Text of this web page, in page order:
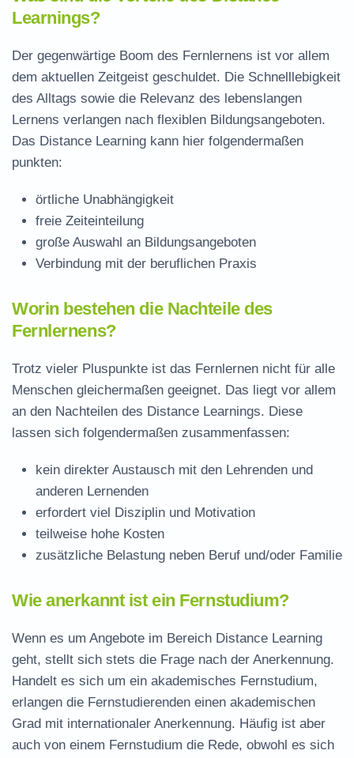
Learnings?
Der gegenwärtige Boom des Fernlernens ist vor allem
dem aktuellen Zeitgeist geschuldet. Die Schnelllebigkeit
des Alltags sowie die Relevanz des lebenslangen
Lernens verlangen nach flexiblen Bildungsangeboten.
Das Distance Learning kann hier folgendermaßen
punkten:
örtliche Unabhängigkeit
freie Zeiteinteilung
große Auswahl an Bildungsangeboten
Verbindung mit der beruflichen Praxis
Worin bestehen die Nachteile des
Fernlernens?
Trotz vieler Pluspunkte ist das Fernlernen nicht für alle
Menschen gleichermaßen geeignet. Das liegt vor allem
an den Nachteilen des Distance Learnings. Diese
lassen sich folgendermaßen zusammenfassen:
kein direkter Austausch mit den Lehrenden und
anderen Lernenden
erfordert viel Disziplin und Motivation
teilweise hohe Kosten
zusätzliche Belastung neben Beruf und/oder Familie
Wie anerkannt ist ein Fernstudium?
Wenn es um Angebote im Bereich Distance Learning
geht, stellt sich stets die Frage nach der Anerkennung.
Handelt es sich um ein akademisches Fernstudium,
erlangen die Fernstudierenden einen akademischen
Grad mit internationaler Anerkennung. Häufig ist aber
auch von einem Fernstudium die Rede, obwohl es sich